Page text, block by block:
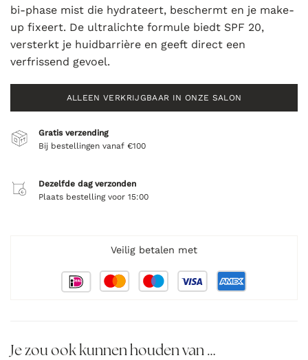
bi-phase mist die hydrateert, beschermt en je make-
up fixeert. De ultralichte formule biedt SPF 20,
versterkt je huidbarrière en geeft direct een
verfrissend gevoel.
ALLEEN VERKRIJGBAAR IN ONZE SALON
Gratis verzending
Bij bestellingen vanaf €100
Dezelfde dag verzonden
Plaats bestelling voor 15:00
Veilig betalen met
Je zou ook kunnen houden van …